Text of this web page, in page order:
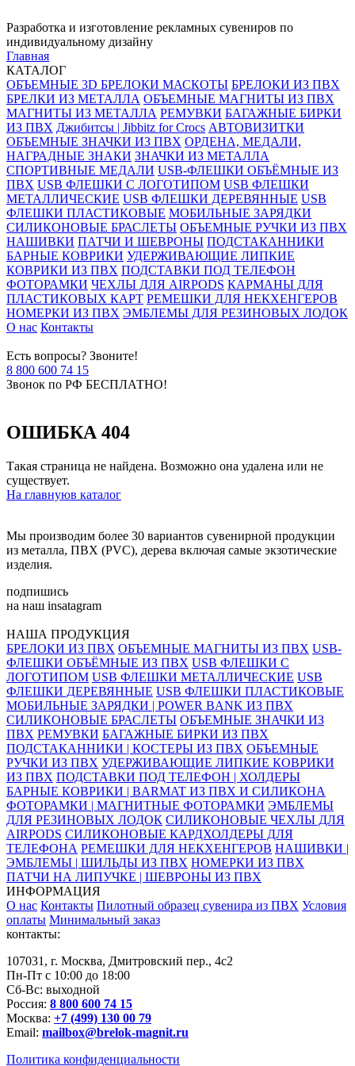
Разработка и изготовление рекламных сувениров по
индивидуальному дизайну
Главная
КАТАЛОГ
ОБЪЕМНЫЕ 3D БРЕЛОКИ МАСКОТЫ БРЕЛОКИ ИЗ ПВХ
БРЕЛКИ ИЗ МЕТАЛЛА ОБЪЕМНЫЕ МАГНИТЫ ИЗ ПВХ
МАГНИТЫ ИЗ МЕТАЛЛА РЕМУВКИ БАГАЖНЫЕ БИРКИ
ИЗ ПВХ Джибитсы | Jibbitz for Crocs АВТОВИЗИТКИ
ОБЪЕМНЫЕ ЗНАЧКИ ИЗ ПВХ ОРДЕНА, МЕДАЛИ,
НАГРАДНЫЕ ЗНАКИ ЗНАЧКИ ИЗ МЕТАЛЛА
СПОРТИВНЫЕ МЕДАЛИ USB-ФЛЕШКИ ОБЪЁМНЫЕ ИЗ
ПВХ USB ФЛЕШКИ С ЛОГОТИПОМ USB ФЛЕШКИ
МЕТАЛЛИЧЕСКИЕ USB ФЛЕШКИ ДЕРЕВЯННЫЕ USB
ФЛЕШКИ ПЛАСТИКОВЫЕ МОБИЛЬНЫЕ ЗАРЯДКИ
СИЛИКОНОВЫЕ БРАСЛЕТЫ ОБЪЕМНЫЕ РУЧКИ ИЗ ПВХ
НАШИВКИ ПАТЧИ И ШЕВРОНЫ ПОДСТАКАННИКИ
БАРНЫЕ КОВРИКИ УДЕРЖИВАЮЩИЕ ЛИПКИЕ
КОВРИКИ ИЗ ПВХ ПОДСТАВКИ ПОД ТЕЛЕФОН
ФОТОРАМКИ ЧЕХЛЫ ДЛЯ AIRPODS КАРМАНЫ ДЛЯ
ПЛАСТИКОВЫХ КАРТ РЕМЕШКИ ДЛЯ НЕКХЕНГЕРОВ
НОМЕРКИ ИЗ ПВХ ЭМБЛЕМЫ ДЛЯ РЕЗИНОВЫХ ЛОДОК
О нас Контакты
Есть вопросы? Звоните!
8 800 600 74 15
Звонок по РФ БЕСПЛАТНО!
ОШИБКА 404
Такая страница не найдена. Возможно она удалена или не
существует.
На главнуюв каталог
Мы производим более 30 вариантов сувенирной продукции
из металла, ПВХ (PVC), дерева включая самые экзотические
изделия.
подпишись
на наш insatagram
НАША ПРОДУКЦИЯ
БРЕЛОКИ ИЗ ПВХ ОБЪЕМНЫЕ МАГНИТЫ ИЗ ПВХ USB-
ФЛЕШКИ ОБЪЁМНЫЕ ИЗ ПВХ USB ФЛЕШКИ С
ЛОГОТИПОМ USB ФЛЕШКИ МЕТАЛЛИЧЕСКИЕ USB
ФЛЕШКИ ДЕРЕВЯННЫЕ USB ФЛЕШКИ ПЛАСТИКОВЫЕ
МОБИЛЬНЫЕ ЗАРЯДКИ | POWER BANK ИЗ ПВХ
СИЛИКОНОВЫЕ БРАСЛЕТЫ ОБЪЕМНЫЕ ЗНАЧКИ ИЗ
ПВХ РЕМУВКИ БАГАЖНЫЕ БИРКИ ИЗ ПВХ
ПОДСТАКАННИКИ | КОСТЕРЫ ИЗ ПВХ ОБЪЕМНЫЕ
РУЧКИ ИЗ ПВХ УДЕРЖИВАЮЩИЕ ЛИПКИЕ КОВРИКИ
ИЗ ПВХ ПОДСТАВКИ ПОД ТЕЛЕФОН | ХОЛДЕРЫ
БАРНЫЕ КОВРИКИ | BARMAT ИЗ ПВХ И СИЛИКОНА
ФОТОРАМКИ | МАГНИТНЫЕ ФОТОРАМКИ ЭМБЛЕМЫ
ДЛЯ РЕЗИНОВЫХ ЛОДОК СИЛИКОНОВЫЕ ЧЕХЛЫ ДЛЯ
AIRPODS СИЛИКОНОВЫЕ КАРДХОЛДЕРЫ ДЛЯ
ТЕЛЕФОНА РЕМЕШКИ ДЛЯ НЕКХЕНГЕРОВ НАШИВКИ |
ЭМБЛЕМЫ | ШИЛЬДЫ ИЗ ПВХ НОМЕРКИ ИЗ ПВХ
ПАТЧИ НА ЛИПУЧКЕ | ШЕВРОНЫ ИЗ ПВХ
ИНФОРМАЦИЯ
О нас Контакты Пилотный образец сувенира из ПВХ Условия
оплаты Минимальный заказ
контакты:
107031, г. Москва, Дмитровский пер., 4с2
Пн-Пт с 10:00 до 18:00
Сб-Вс: выходной
Россия: 8 800 600 74 15
Москва: +7 (499) 130 00 79
Email: mailbox@brelok-magnit.ru
Политика конфиденциальности